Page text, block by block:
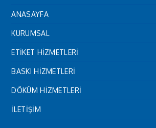
ANASAYFA
KURUMSAL
ETİKET HİZMETLERİ
BASKI HİZMETLERİ
DÖKÜM HİZMETLERİ
İLETİŞİM